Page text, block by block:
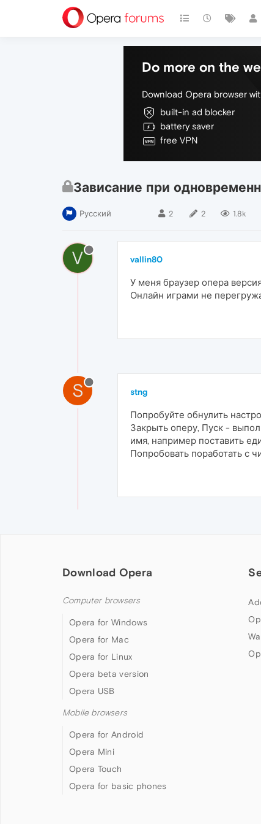
Do more on the
Download Opera browser
built-in ad blocker
battery saver
free VPN
Зависание при
Русский 2 2 1.8k
V vallin80
У меня браузер опера
Онлайн играми не
S stng
Попробуйте обнулить
Закрыть оперу, Пуск -
имя, например поставить
Попробовать поработать с
Download Opera
Computer browsers
Opera for Windows
Opera for Mac
Opera for Linux
Opera beta version
Opera USB
Mobile browsers
Opera for Android
Opera Mini
Opera Touch
Opera for basic phones